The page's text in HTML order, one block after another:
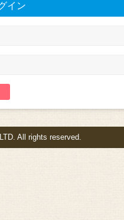
イン
All rights reserved.